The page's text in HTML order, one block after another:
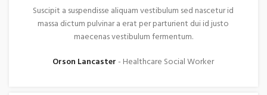
Suscipit a suspendisse aliquam vestibulum sed nascetur id
massa dictum pulvinar a erat per parturient dui id justo
maecenas vestibulum fermentum.
Orson Lancaster Healthcare Social Worker